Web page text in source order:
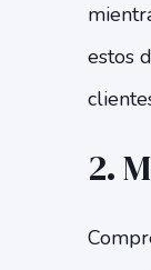
estos
2.